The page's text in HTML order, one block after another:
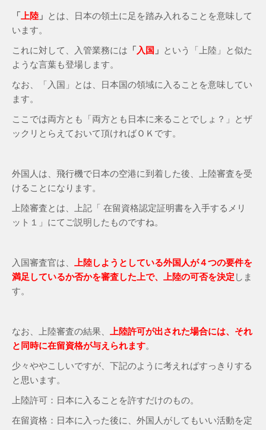
「 上陸 」 とは、日本の領土に足を踏み入れることを意味して
います。
これに対して、入管業務には 「 入国 」 という「上陸」と似た
ような言葉も登場します。
なお、「入国」とは、日本国の領域に入ることを意味してい
ます。
ここでは両方とも「両方とも日本に来ることでしょ？」とザ
ックリとらえておいて頂ければＯＫです。
外国人は、飛行機で日本の空港に到着した後、上陸審査を受
けることになります。
上陸審査とは、上記「 在留資格認定証明書を入手するメリ
ット１」にてご説明したものですね。
入国審査官は、 上陸しようとしている外国人が４つの要件を
満足しているか否かを審査した上で、上陸の可否を決定 しま
す。
なお、上陸審査の結果、
上陸許可が出された場合には、それ
と同時に在留資格が与えられます。
少々ややこしいですが、下記のように考えればすっきりする
と思います。
上陸許可：日本に入ることを許すだけのもの。
在留資格：日本に入った後に、外国人がしてもいい活動を定